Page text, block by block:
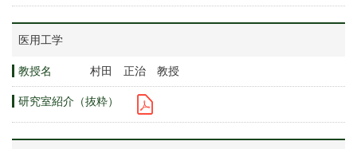
医用工学
村田 正治 教授